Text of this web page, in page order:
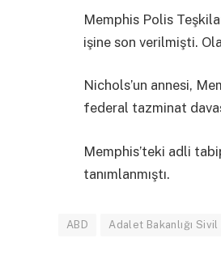
Memphis Polis
işine son verilmişti.
Nichols’un annesi,
federal tazminat
Memphis’teki adli
tanımlanmıştı.
ABD Adalet Bakanlığı